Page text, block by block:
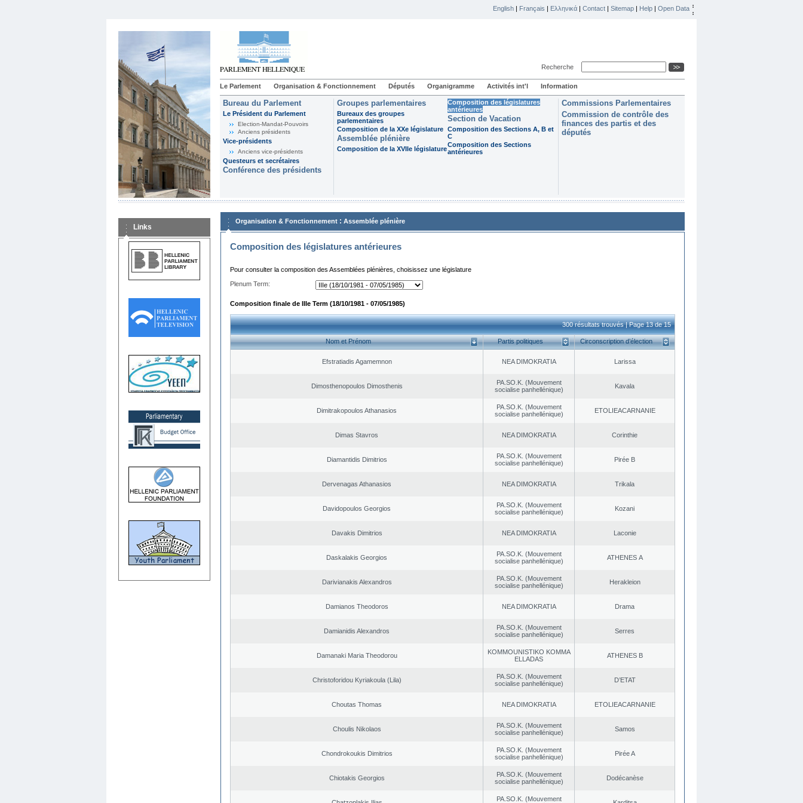
English | Français | Ελληνικά | Contact | Sitemap | Help | Open Data
Recherche
Le Parlement Organisation & Fonctionnement Députés Organigramme Activités int'l Information
Bureau du Parlement
Le Président du Parlement
Election-Mandat-Pouvoirs
Anciens présidents
Vice-présidents
Anciens vice-présidents
Questeurs et secrétaires
Conférence des présidents
Groupes parlementaires
Bureaux des groupes
parlementaires
Composition de la XXe législature
Assemblée plénière
Composition de la XVIIe législature
Composition des législatures
antérieures
Section de Vacation
Composition des Sections A, B et
C
Composition des Sections
antérieures
Commissions Parlementaires
Commission de contrôle des
finances des partis et des
députés
Links
Organisation & Fonctionnement : Assemblée plénière
Composition des législatures antérieures
Pour consulter la composition des Assemblées plénières, choisissez une législature
Plenum Term:
Composition finale de IIIe Term (18/10/1981 - 07/05/1985)
300 résultats trouvés | Page 13 de 15
Nom et Prénom Partis politiques Circonscription d’élection
Efstratiadis Agamemnon NEA DΙMOKRATIA Larissa
Dimosthenopoulos Dimosthenis
PA.SO.K. (Mouvement
socialise panhellénique)
Kavala
Dimitrakopoulos Athanasios
PA.SO.K. (Mouvement
socialise panhellénique)
EΤOLIEACARNANIE
Dimas Stavros NEA DΙMOKRATIA Corinthie
Diamantidis Dimitrios
PA.SO.K. (Mouvement
socialise panhellénique)
Pirée B
Dervenagas Athanasios NEA DΙMOKRATIA Trikala
Davidopoulos Georgios
PA.SO.K. (Mouvement
socialise panhellénique)
Kozani
Davakis Dimitrios NEA DΙMOKRATIA Laconie
Daskalakis Georgios
PA.SO.K. (Mouvement
socialise panhellénique)
ATHENES Α
Darivianakis Alexandros
PA.SO.K. (Mouvement
socialise panhellénique)
Herakleion
Damianos Theodoros NEA DΙMOKRATIA Drama
Damianidis Alexandros
PA.SO.K. (Mouvement
socialise panhellénique)
Serres
Damanaki Maria Theodorou
KOMMOUNISTIKO KOMMA
ELLADAS
ATHENES Β
Christoforidou Kyriakoula (Lila)
PA.SO.K. (Mouvement
socialise panhellénique)
D’ETAT
Choutas Thomas NEA DΙMOKRATIA EΤOLIEACARNANIE
Choulis Nikolaos
PA.SO.K. (Mouvement
socialise panhellénique)
Samos
Chondrokoukis Dimitrios
PA.SO.K. (Mouvement
socialise panhellénique)
Pirée A
Chiotakis Georgios
PA.SO.K. (Mouvement
socialise panhellénique)
Dodécanèse
PA.SO.K. (Mouvement